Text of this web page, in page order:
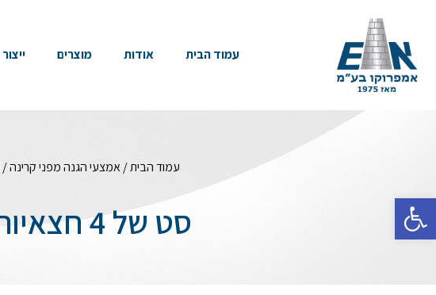
עמוד הבית אודות מוצרים ייצור
עמוד הבית/אמצעי הגנה מפני קרינה/
סט של 4 חצאיות הגנה כולל מתקן קיר דגם 830R פתח סרגל נגישות